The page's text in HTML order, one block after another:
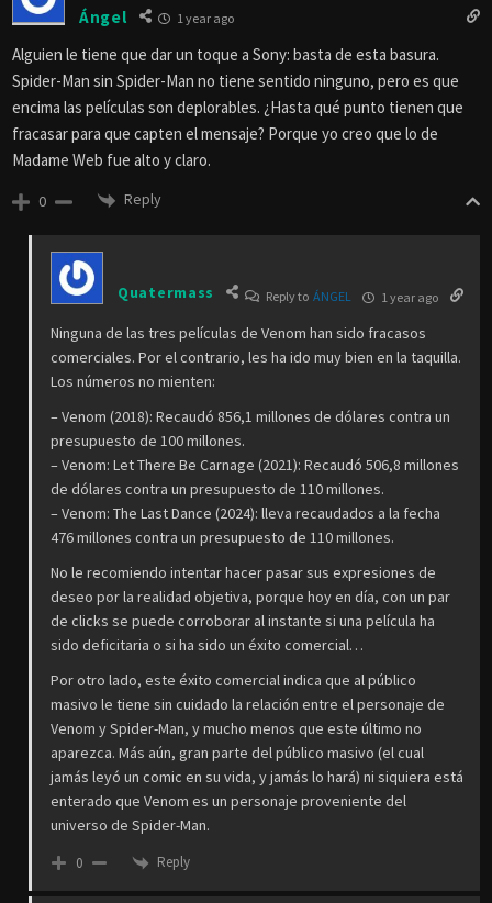
Ángel 1 year ago
Alguien le tiene que dar un toque a Sony: basta de esta basura.
Spider-Man sin Spider-Man no tiene sentido ninguno, pero es que
encima las películas son deplorables. ¿Hasta qué punto tienen que
fracasar para que capten el mensaje? Porque yo creo que lo de
Madame Web fue alto y claro.
0 Reply
Quatermass Reply to ÁNGEL 1 year ago
Ninguna de las tres películas de Venom han sido fracasos
comerciales. Por el contrario, les ha ido muy bien en la taquilla.
Los números no mienten:
– Venom (2018): Recaudó 856,1 millones de dólares contra un
presupuesto de 100 millones.
– Venom: Let There Be Carnage (2021): Recaudó 506,8 millones
de dólares contra un presupuesto de 110 millones.
– Venom: The Last Dance (2024): lleva recaudados a la fecha
476 millones contra un presupuesto de 110 millones.
No le recomiendo intentar hacer pasar sus expresiones de
deseo por la realidad objetiva, porque hoy en día, con un par
de clicks se puede corroborar al instante si una película ha
sido deficitaria o si ha sido un éxito comercial…
Por otro lado, este éxito comercial indica que al público
masivo le tiene sin cuidado la relación entre el personaje de
Venom y Spider-Man, y mucho menos que este último no
aparezca. Más aún, gran parte del público masivo (el cual
jamás leyó un comic en su vida, y jamás lo hará) ni siquiera está
enterado que Venom es un personaje proveniente del
universo de Spider-Man.
0 Reply